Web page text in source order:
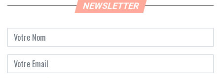
NEWSLETTER